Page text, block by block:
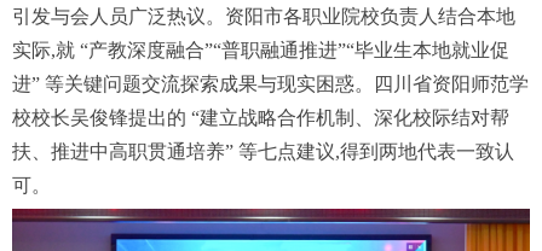
引发与会人员广泛热议。资阳市各职业院校负责人结合本地
实际,就 “产教深度融合”“普职融通推进”“毕业生本地就业促
进” 等关键问题交流探索成果与现实困惑。四川省资阳师范学
校校长吴俊锋提出的 “建立战略合作机制、深化校际结对帮
扶、推进中高职贯通培养” 等七点建议,得到两地代表一致认
可。